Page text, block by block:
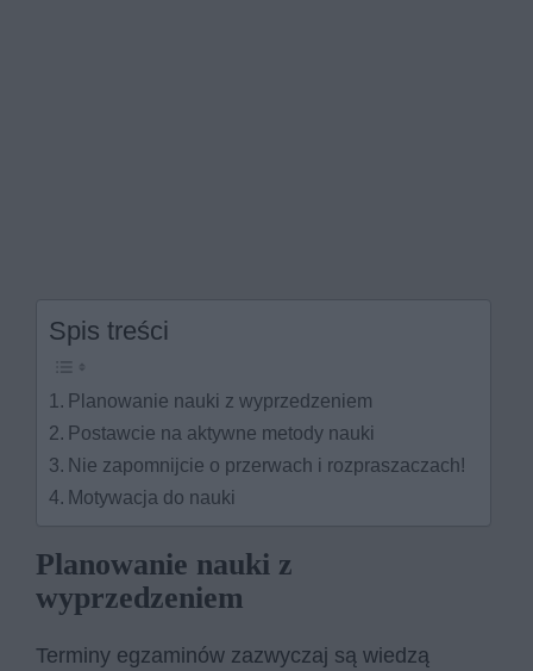
Spis treści
Planowanie nauki z wyprzedzeniem
Postawcie na aktywne metody nauki
Nie zapomnijcie o przerwach i rozpraszaczach!
Motywacja do nauki
Planowanie nauki z
wyprzedzeniem
Terminy egzaminów zazwyczaj są wiedzą